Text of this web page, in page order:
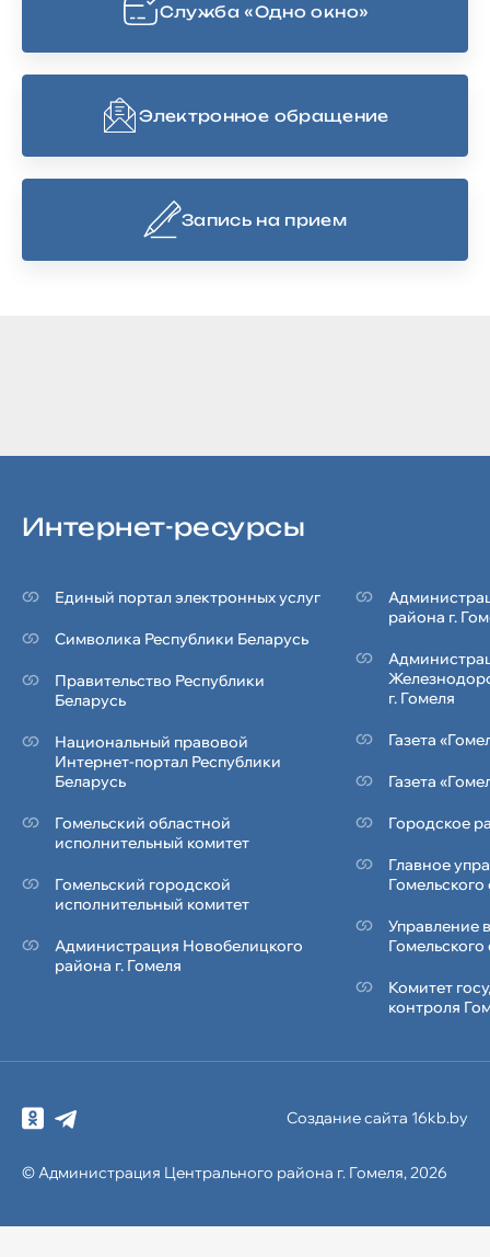
Cлужба «Одно окно»
Электронное обращение
Запись на прием
Интернет-ресурсы
Единый портал электронных услуг
Символика Реcпублики Беларусь
Правительство Республики
Беларусь
Национальный правовой
Интернет-портал Республики
Беларусь
Гомельский областной
исполнительный комитет
Гомельский городской
исполнительный комитет
Администрация Новобелицкого
района г. Гомеля
района г.
г. Гомеля
Газета
Газета
Городское
Главное
Управление
Комитет
контроля
© Администрация Центрального района г. Гомеля, 2026
Создание сайта 16kb.by